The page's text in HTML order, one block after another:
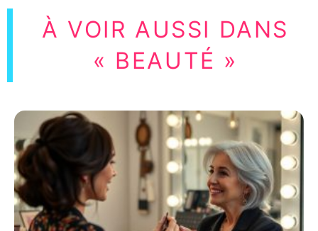
À VOIR AUSSI DANS
« BEAUTÉ »